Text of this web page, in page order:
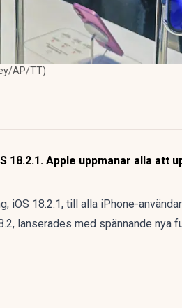
AP/TT)
18.2.1. Apple uppmanar alla
iOS 18.2.1, till alla iPhone-
lanserades med spännande nya